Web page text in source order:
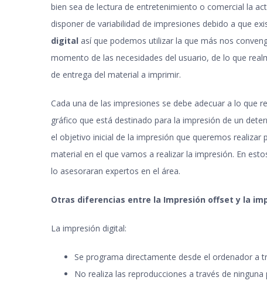
bien sea de lectura de entretenimiento o comercial la
disponer de variabilidad de impresiones debido a que
digital así que podemos utilizar la que más nos
momento de las necesidades del usuario, de lo que
de entrega del material a imprimir.
Cada una de las impresiones se debe adecuar a lo que
gráfico que está destinado para la impresión de un
el objetivo inicial de la impresión que queremos
material en el que vamos a realizar la impresión. En
lo asesoraran expertos en el área.
Otras diferencias entre la Impresión offset y la
La impresión digital:
Se programa directamente desde el ordenador a
No realiza las reproducciones a través de ninguna